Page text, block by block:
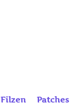
Filzen Patches